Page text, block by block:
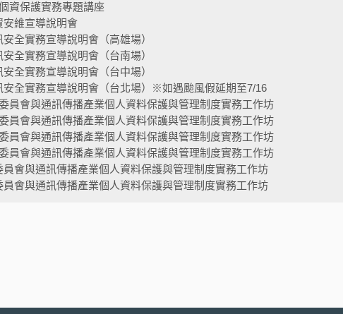
資保護實務專題講座
維宣導說明會
全實務宣導說明會（高雄場）
全實務宣導說明會（台南場）
全實務宣導說明會（台中場）
安全實務宣導說明會（台北場）※如遇颱風假延期至7/16
員會與通訊傳播產業個人資料保護與管理制度實務工作坊
員會與通訊傳播產業個人資料保護與管理制度實務工作坊
員會與通訊傳播產業個人資料保護與管理制度實務工作坊
員會與通訊傳播產業個人資料保護與管理制度實務工作坊
員會與通訊傳播產業個人資料保護與管理制度實務工作坊
員會與通訊傳播產業個人資料保護與管理制度實務工作坊